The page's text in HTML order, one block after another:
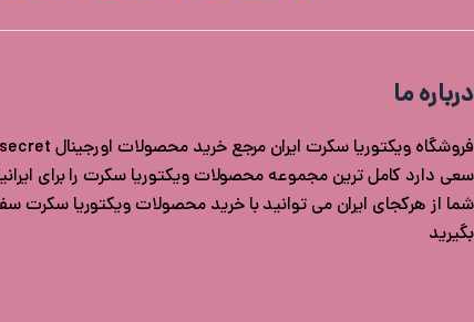
درباره ما
سعی دارد کامل ترین مجموعه محصولات ویکتوریا سکرت را برای
شما از هرکجای ایران می توانید با خرید محصولات ویکتوریا سکرت
بگیرید